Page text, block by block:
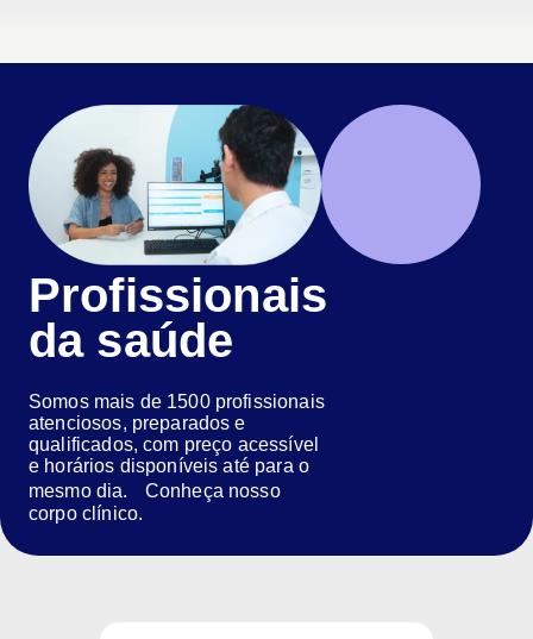
Profissionais
da saúde
Somos mais de 1500 profissionais
atenciosos, preparados e
qualificados, com preço acessível
e horários disponíveis até para o
mesmo dia. Conheça nosso
corpo clínico.